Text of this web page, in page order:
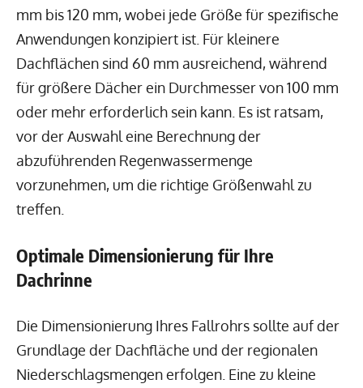
mm bis 120 mm, wobei jede Größe für spezifische
Anwendungen konzipiert ist. Für kleinere
Dachflächen sind 60 mm ausreichend, während
für größere Dächer ein Durchmesser von 100 mm
oder mehr erforderlich sein kann. Es ist ratsam,
vor der Auswahl eine Berechnung der
abzuführenden Regenwassermenge
vorzunehmen, um die richtige Größenwahl zu
treffen.
Optimale Dimensionierung für Ihre
Dachrinne
Die Dimensionierung Ihres Fallrohrs sollte auf der
Grundlage der Dachfläche und der regionalen
Niederschlagsmengen erfolgen. Eine zu kleine